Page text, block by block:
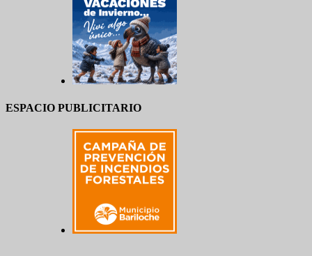
ESPACIO PUBLICITARIO